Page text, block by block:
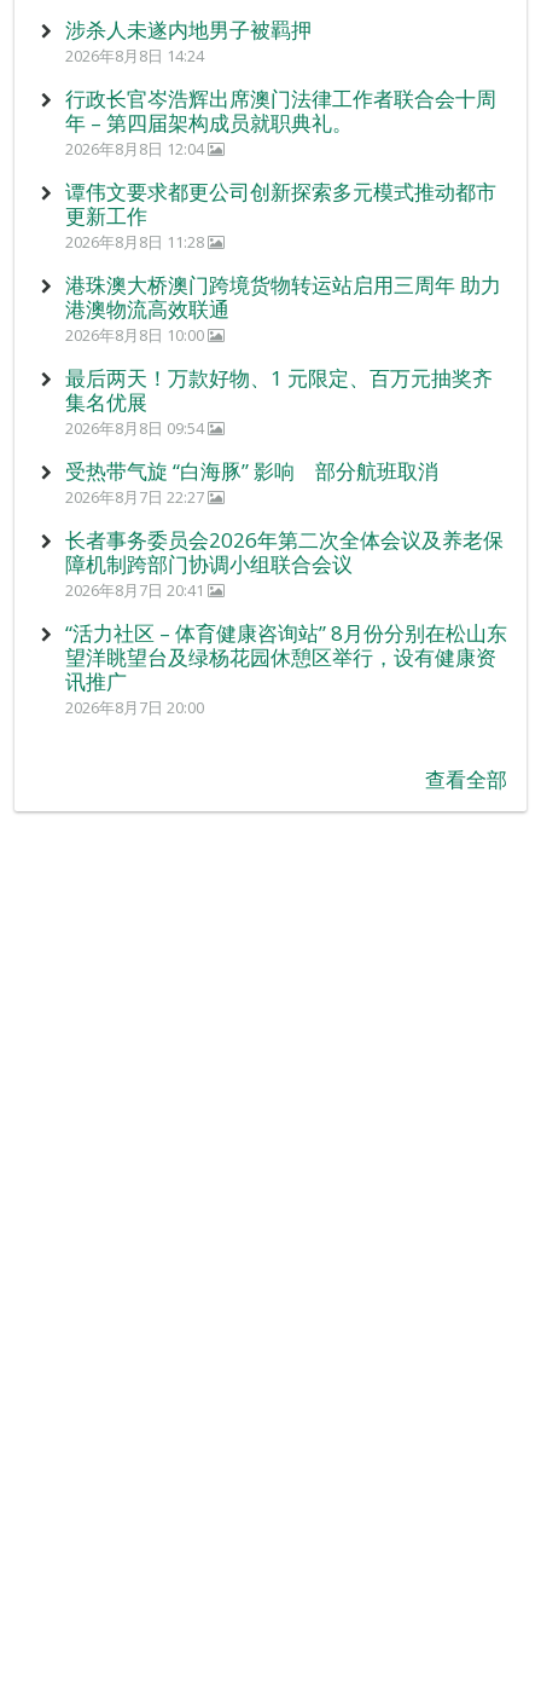
涉杀人未遂内地男子被羁押
2026年8月8日 14:24
行政长官岑浩辉出席澳门法律工作者联合会十周
年 – 第四届架构成员就职典礼。
2026年8月8日 12:04
谭伟文要求都更公司创新探索多元模式推动都市
更新工作
2026年8月8日 11:28
港珠澳大桥澳门跨境货物转运站启用三周年 助力
港澳物流高效联通
2026年8月8日 10:00
最后两天！万款好物、1 元限定、百万元抽奖齐
集名优展
2026年8月8日 09:54
受热带气旋 “白海豚” 影响 部分航班取消
2026年8月7日 22:27
长者事务委员会2026年第二次全体会议及养老保
障机制跨部门协调小组联合会议
2026年8月7日 20:41
“活力社区 – 体育健康咨询站” 8月份分别在松山东
望洋眺望台及绿杨花园休憩区举行，设有健康资
讯推广
2026年8月7日 20:00
查看全部